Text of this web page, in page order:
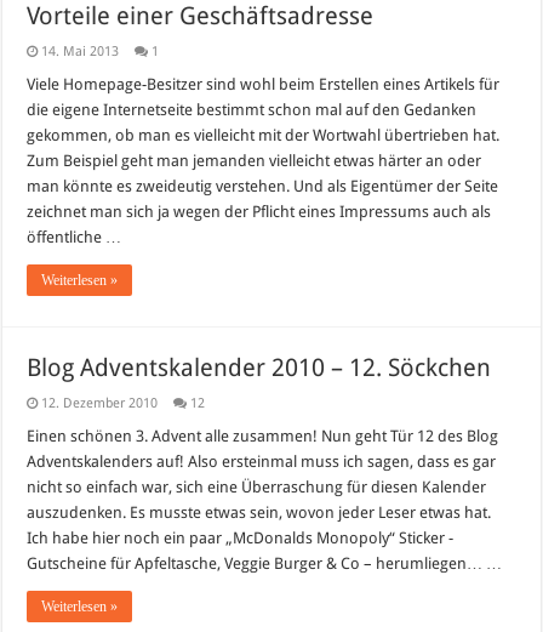
Vorteile einer Geschäftsadresse
14. Mai 2013 1
Viele Homepage-Besitzer sind wohl beim Erstellen eines Artikels für
die eigene Internetseite bestimmt schon mal auf den Gedanken
gekommen, ob man es vielleicht mit der Wortwahl übertrieben hat.
Zum Beispiel geht man jemanden vielleicht etwas härter an oder
man könnte es zweideutig verstehen. Und als Eigentümer der Seite
zeichnet man sich ja wegen der Pflicht eines Impressums auch als
öffentliche …
Weiterlesen »
Blog Adventskalender 2010 – 12. Söckchen
12. Dezember 2010 12
Einen schönen 3. Advent alle zusammen! Nun geht Tür 12 des Blog
Adventskalenders auf! Also ersteinmal muss ich sagen, dass es gar
nicht so einfach war, sich eine Überraschung für diesen Kalender
auszudenken. Es musste etwas sein, wovon jeder Leser etwas hat.
Ich habe hier noch ein paar „McDonalds Monopoly“ Sticker -
Gutscheine für Apfeltasche, Veggie Burger & Co – herumliegen… …
Weiterlesen »